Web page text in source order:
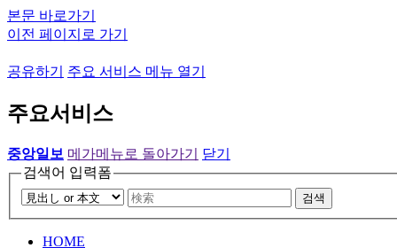
본문 바로가기
이전 페이지로 가기
공유하기 주요 서비스 메뉴 열기
주요서비스
중앙일보 메가메뉴로 돌아가기
닫기
검색어 입력폼
검색
HOME